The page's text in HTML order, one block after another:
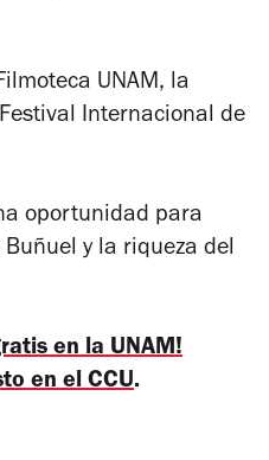
UNAM, la
Internacional de
oportunidad para
y la riqueza del
en la UNAM!
en el CCU.